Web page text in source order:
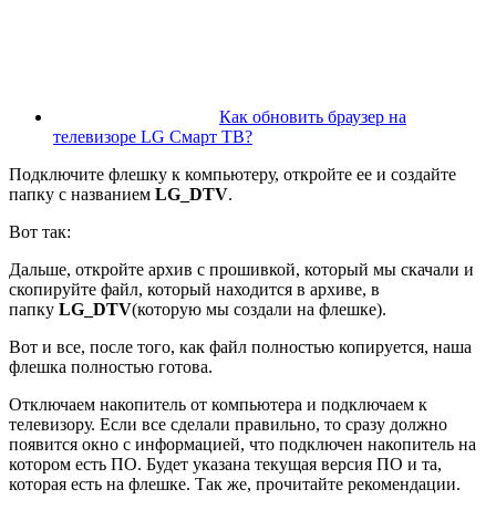
Как обновить браузер на
телевизоре LG Смарт ТВ?
Подключите флешку к компьютеру, откройте ее и создайте
папку с названием LG_DTV.
Вот так:
Дальше, откройте архив с прошивкой, который мы скачали и
скопируйте файл, который находится в архиве, в
папку LG_DTV(которую мы создали на флешке).
Вот и все, после того, как файл полностью копируется, наша
флешка полностью готова.
Отключаем накопитель от компьютера и подключаем к
телевизору. Если все сделали правильно, то сразу должно
появится окно с информацией, что подключен накопитель на
котором есть ПО. Будет указана текущая версия ПО и та,
которая есть на флешке. Так же, прочитайте рекомендации.